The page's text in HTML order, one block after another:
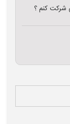
شرکت کنم ؟